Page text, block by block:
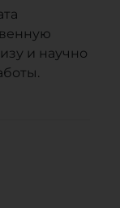
и научно